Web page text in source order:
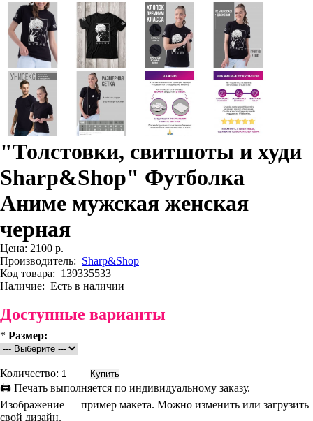
"Толстовки, свитшоты и худи
Sharp&Shop" Футболка
Аниме мужская женская
черная
Цена: 2100 р.
Производитель: Sharp&Shop
Код товара: 139335533
Наличие: Есть в наличии
Доступные варианты
* Размер:
Количество:
🖨 Печать выполняется по индивидуальному заказу.
Изображение — пример макета. Можно изменить или загрузить
свой дизайн.